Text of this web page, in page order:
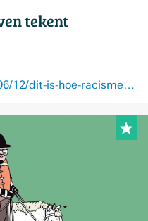
tekent
www.nrc.nl/nieuws/2020/06/12/dit-is-hoe-racisme-je-leven-tekent-a4002677